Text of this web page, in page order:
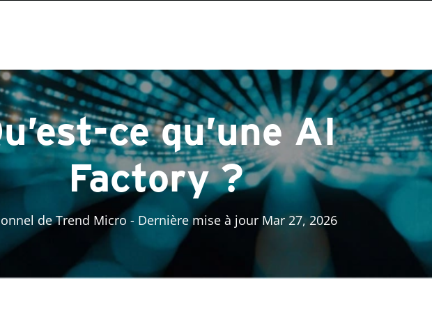
ce qu’une AI
Factory ?
de Trend Micro - Dernière mise à jour Mar 27, 2026